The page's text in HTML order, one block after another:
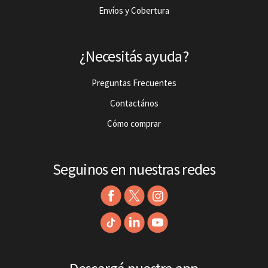
Envíos y Cobertura
¿Necesitás ayuda?
Preguntas Frecuentes
Contactános
Cómo comprar
Seguinos en nuestras redes